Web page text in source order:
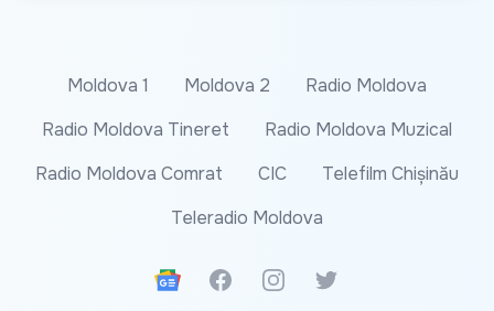
Moldova 1 Moldova 2
Radio Moldova
Radio Moldova Tineret
Radio Moldova Muzical
Radio Moldova Comrat
CIC
Telefilm Chișinău
Teleradio Moldova
Google News
FacebookInstagramTwitter